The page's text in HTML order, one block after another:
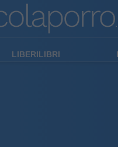
LIBERILIBRI